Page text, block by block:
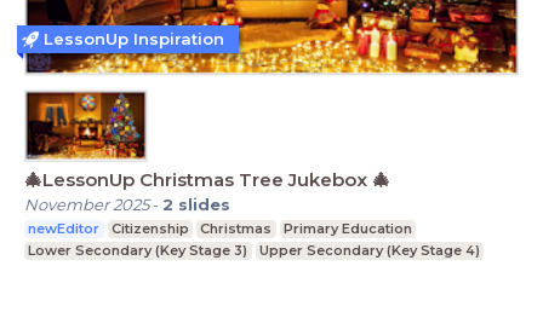
🎄LessonUp Christmas Tree Jukebox 🎄
November 2025- 2 slides
newEditor Citizenship Christmas
Primary Education
Lower Secondary (Key Stage 3)
Upper Secondary (Key Stage 4)
LessonUp Inspiration